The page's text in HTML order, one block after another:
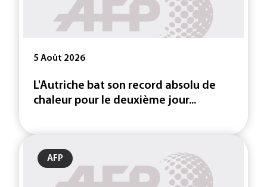
5 Août 2026
L'Autriche bat son record absolu de
chaleur pour le deuxième jour...
AFP